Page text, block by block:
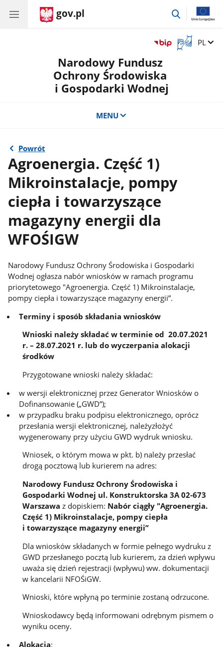
gov.pl
przejdź
Otwórz
okno
Zmień
PL
Narodowy Fundusz
Ochrony Środowiska
i Gospodarki Wodnej
MENU
Powrót
Agroenergia. Część 1)
Mikroinstalacje, pompy
ciepła i towarzyszące
magazyny energii dla
WFOŚIGW
Narodowy Fundusz Ochrony Środowiska i Gospodarki
Wodnej ogłasza nabór wniosków w ramach programu
priorytetowego "Agroenergia. Część 1) Mikroinstalacje,
pompy ciepła i towarzyszące magazyny energii”.
Terminy i sposób składania wniosków
Wnioski należy składać w terminie od 20.07.2021
r. – 28.07.2021 r. lub do wyczerpania alokacji
środków
Przygotowane wnioski należy składać:
w wersji elektronicznej przez Generator Wniosków o
Dofinansowanie („GWD”);
w przypadku braku podpisu elektronicznego, oprócz
przesłania wersji elektronicznej, należyzłożyć
wygenerowany przy użyciu GWD wydruk wniosku.
Wniosek, o którym mowa w pkt. b) należy przesłać
drogą pocztową lub kurierem na adres:
Narodowy Fundusz Ochrony Środowiska i
Gospodarki Wodnej ul. Konstruktorska 3A 02-673
Warszawa z dopiskiem: Nabór ciągły "Agroenergia.
Część 1) Mikroinstalacje, pompy ciepła
i towarzyszące magazyny energii”
Dla wniosków składanych w formie pełnego wydruku z
GWD przesłanego pocztą lub kurierem, za dzień wpływu
uważa się dzień rejestracji (wpływu) ww. dokumentacji
w kancelarii NFOŚiGW.
Wnioski, które wpłyną po terminie zostaną odrzucone.
Wnioskodawcy będą informowani odrębnym pismem o
wyniku oceny.
Alokacja: